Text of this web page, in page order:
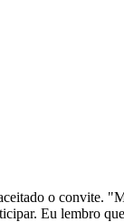
o convite.
Eu lembro